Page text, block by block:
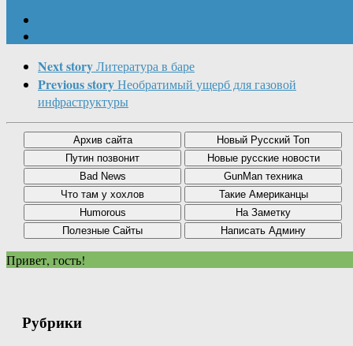
Next storyЛитература в баре
Previous storyНеобратимый ущерб для газовой
инфраструктуры
Привет, гость!
Рубрики